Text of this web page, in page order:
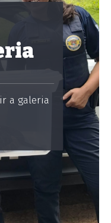
a galeria